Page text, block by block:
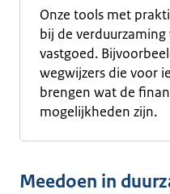
Onze tools met
bij de
vastgoed.
wegwijzers die voor
brengen wat de
mogelijkheden zijn.
Meedoen in